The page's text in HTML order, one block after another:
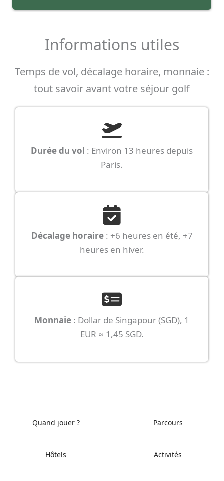
Informations utiles
Temps de vol, décalage horaire, monnaie :
tout savoir avant votre séjour golf
Durée du vol : Environ 13 heures depuis
Paris.
Décalage horaire: +6 heures en été, +7
heures en hiver.
Monnaie : Dollar de Singapour (SGD), 1
EUR ≈ 1,45 SGD.
Quand jouer ? Parcours
Hôtels Activités